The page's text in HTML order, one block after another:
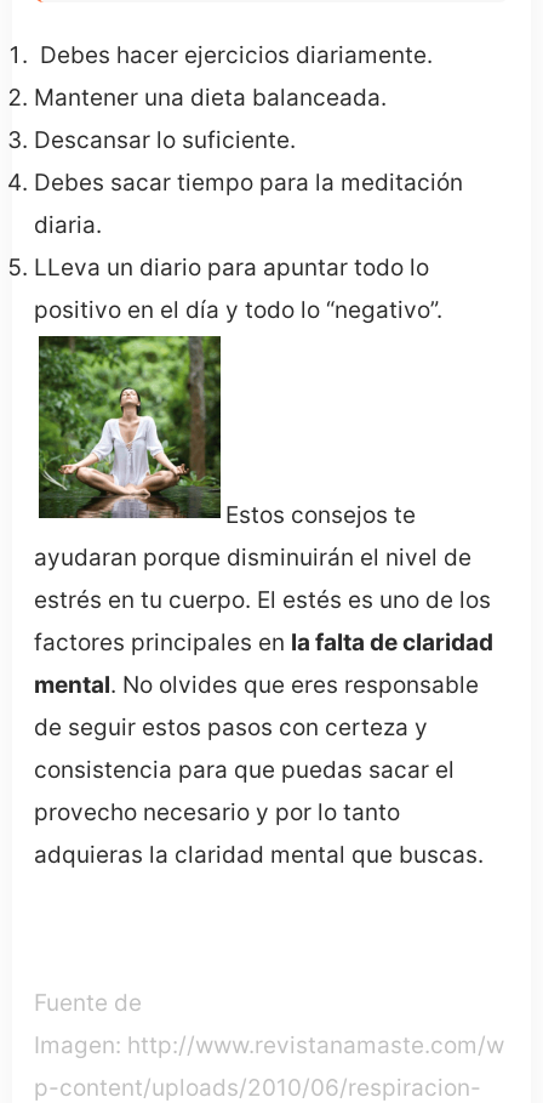
Debes hacer ejercicios diariamente.
Mantener una dieta balanceada.
Descansar lo suficiente.
Debes sacar tiempo para la meditación
diaria.
LLeva un diario para apuntar todo lo
positivo en el día y todo lo “negativo”.
Estos consejos te
ayudaran porque disminuirán el nivel de
estrés en tu cuerpo. El estés es uno de los
factores principales en la falta de claridad
mental. No olvides que eres responsable
de seguir estos pasos con certeza y
consistencia para que puedas sacar el
provecho necesario y por lo tanto
adquieras la claridad mental que buscas.
Fuente de
Imagen: http://www.revistanamaste.com/w
p-content/uploads/2010/06/respiracion-